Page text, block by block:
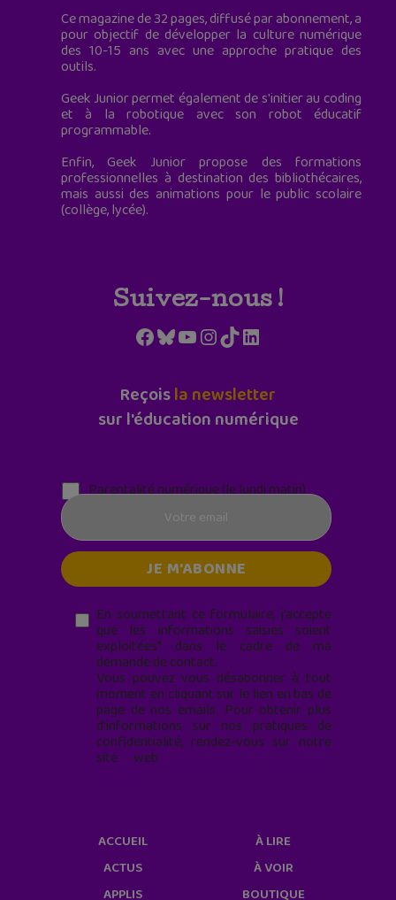
Ce magazine de 32 pages, diffusé par abonnement, a
pour objectif de développer la culture numérique
des 10-15 ans avec une approche pratique des
outils.
Geek Junior permet également de s'initier au coding
et à la robotique avec son robot éducatif
programmable.
Enfin, Geek Junior propose des formations
professionnelles à destination des bibliothécaires,
mais aussi des animations pour le public scolaire
(collège, lycée).
Suivez-nous !
Facebook
Bluesky
YouTube
Instagram
TikTokLinkedIn
Reçoisla newsletter
sur l'éducation numérique
Parentalité numérique (le lundi matin)
En soumettant ce formulaire, j’accepte
que les informations saisies soient
exploitées* dans le cadre de ma
demande de contact.
Vous pouvez vous désabonner à tout
moment en cliquant sur le lien en bas de
page de nos emails. Pour obtenir plus
d'informations sur nos pratiques de
confidentialité, rendez-vous sur notre
site web
ACCUEIL
ACTUS
APPLIS
À LIRE
À VOIR
BOUTIQUE